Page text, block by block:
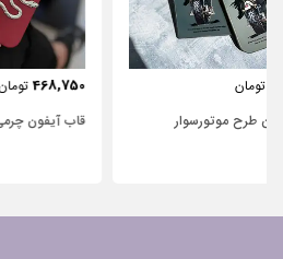
قاب آیفون چرمی طرح مار